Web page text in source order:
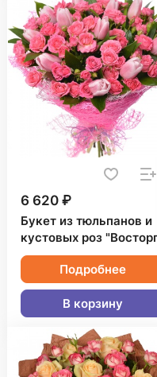
6 620 ₽
Букет из тюльпанов и
кустовых роз
Подробнее
В корзину